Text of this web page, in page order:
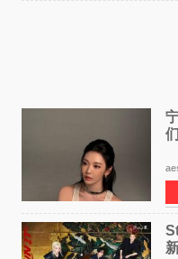
账
意